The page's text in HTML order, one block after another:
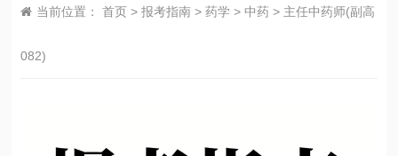
当前位置： 首页 >报考指南 >药学 >中药 > 主任中药师(副高
082)